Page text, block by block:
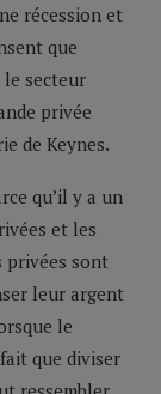
récession et
que
le secteur
privée
de Keynes.
qu’il y a un
et les
privées sont
leur argent
le
que diviser